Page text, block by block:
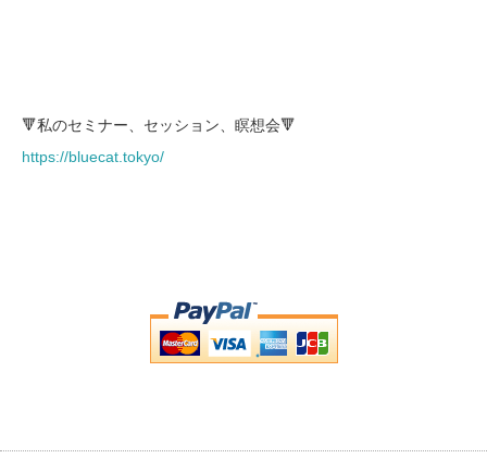
🔻私のセミナー、セッション、瞑想会🔻
https://bluecat.tokyo/